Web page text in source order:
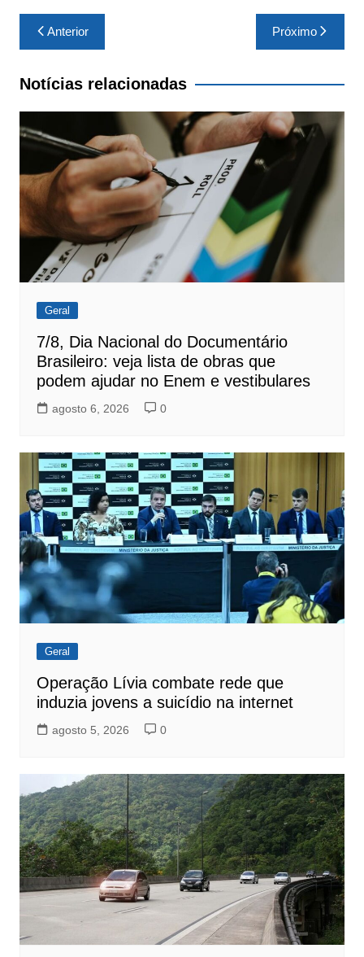
Navegação
de
Post
Anterior Próximo
Notícias relacionadas
Geral
7/8, Dia Nacional do Documentário
Brasileiro: veja lista de obras que
podem ajudar no Enem e vestibulares
agosto 6, 2026 0
Geral
Operação Lívia combate rede que
induzia jovens a suicídio na internet
agosto 5, 2026 0